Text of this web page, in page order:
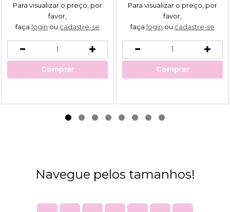
Para visualizar o preço, por
favor,
faça login ou cadastre-se
Comprar
Para visualizar o preço, por
favor,
faça login ou cadastre-se
Comprar
Navegue pelos tamanhos!